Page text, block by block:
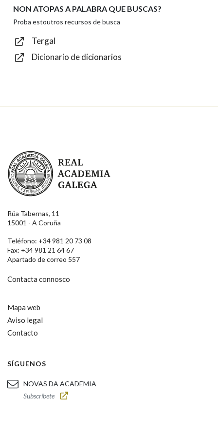
Texto de verificación
NON ATOPAS A PALABRA QUE BUSCAS?
Proba estoutros recursos de busca
Tergal
Dicionario de dicionarios
Real Academia Galega
Rúa Tabernas, 11
15001 - A Coruña
Teléfono: +34 981 20 73 08
Fax: +34 981 21 64 67
Apartado de correo 557
Contacta connosco
Mapa web
Aviso legal
Contacto
SÍGUENOS
NOVAS DA ACADEMIA
Subscríbete